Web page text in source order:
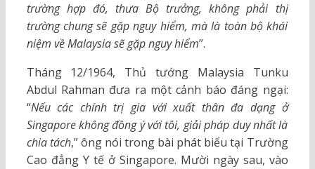
trường hợp đó, thưa Bộ trưởng, không phải thị
trường chung sẽ gặp nguy hiểm, mà là toàn bộ khái
niệm về Malaysia sẽ gặp nguy hiểm”.
Tháng 12/1964, Thủ tướng Malaysia Tunku
Abdul Rahman đưa ra một cảnh báo đáng ngại:
“Nếu các chính trị gia với xuất thân đa dạng ở
Singapore không đồng ý với tôi, giải pháp duy nhất là
chia tách,” ông nói trong bài phát biểu tại Trường
Cao đẳng Y tế ở Singapore. Mười ngày sau, vào